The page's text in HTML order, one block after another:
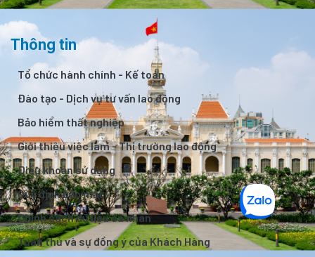
Thông tin
Tổ chức hành chính - Kế toán
Đào tạo - Dịch vụ tư vấn lao động
Bảo hiểm thất nghiệp
Giới thiệu việc làm - Thị trường lao động
Điều khoản sử dụng
Quy định bảo mật
Chính sách dữ liệu cá nhân
Tuân thủ và sự đồng ý của Khách Hàng